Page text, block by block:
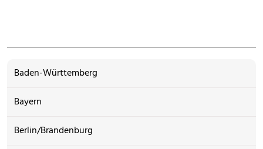
Baden-Württemberg
Bayern
Berlin/Brandenburg